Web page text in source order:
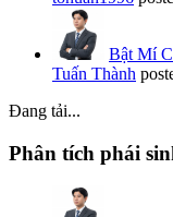
Bật Mí
Tuấn Thành
Đang tải...
Phân tích phái